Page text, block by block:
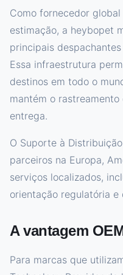
Como fornecedor
estimação, a heybopet
principais
Essa infraestrutura
destinos em todo o
mantém o
entrega.
O Suporte à
parceiros na Europa,
serviços localizados,
orientação regulatória e
A vantagem
Para marcas que